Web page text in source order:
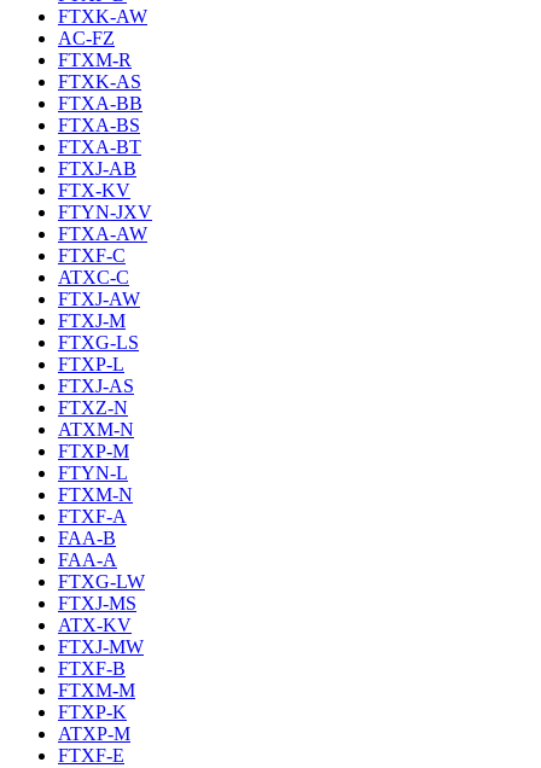
FTXK-AW
AC-FZ
FTXM-R
FTXK-AS
FTXA-BB
FTXA-BS
FTXA-BT
FTXJ-AB
FTX-KV
FTYN-JXV
FTXA-AW
FTXF-C
ATXC-C
FTXJ-AW
FTXJ-M
FTXG-LS
FTXP-L
FTXJ-AS
FTXZ-N
ATXM-N
FTXP-M
FTYN-L
FTXM-N
FTXF-A
FAA-B
FAA-A
FTXG-LW
FTXJ-MS
ATX-KV
FTXJ-MW
FTXF-B
FTXM-M
FTXP-K
ATXP-M
FTXF-E